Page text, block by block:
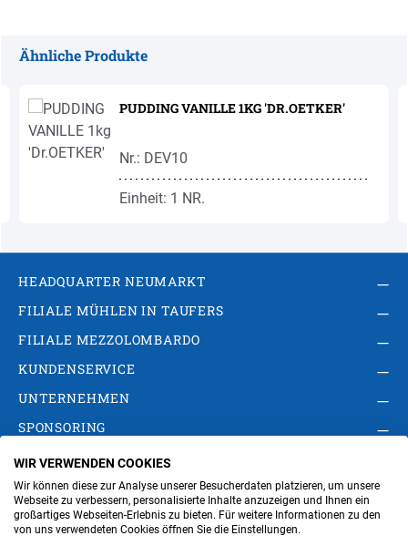
Ähnliche Produkte
PUDDING VANILLE 1KG 'DR.OETKER'
Nr.: DEV10
Einheit: 1 NR.
HEADQUARTER NEUMARKT
FILIALE MÜHLEN IN TAUFERS
FILIALE MEZZOLOMBARDO
KUNDENSERVICE
UNTERNEHMEN
SPONSORING
AGB Privacy Policy
Impressum
Cookie-Einstellungen ändern
Verwaltung
WIR VERWENDEN COOKIES
Wir können diese zur Analyse unserer Besucherdaten platzieren, um unsere
Webseite zu verbessern, personalisierte Inhalte anzuzeigen und Ihnen ein
großartiges Webseiten-Erlebnis zu bieten. Für weitere Informationen zu den
von uns verwendeten Cookies öffnen Sie die Einstellungen.